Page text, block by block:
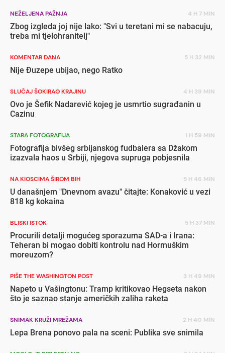
NEŽELJENA PAŽNJA 4 H 7 MIN
Zbog izgleda joj nije lako: "Svi u teretani mi se nabacuju,
treba mi tjelohranitelj"
KOMENTAR DANA 5 H 32 MIN
Nije Đuzepe ubijao, nego Ratko
SLUČAJ ŠOKIRAO KRAJINU 4 H 39 MIN
Ovo je Šefik Nadarević kojeg je usmrtio sugrađanin u
Cazinu
STARA FOTOGRAFIJA 1 H 59 MIN
Fotografija bivšeg srbijanskog fudbalera sa Džakom
izazvala haos u Srbiji, njegova supruga pobjesnila
NA KIOSCIMA ŠIROM BIH 5 H 46 MIN
U današnjem "Dnevnom avazu" čitajte: Konaković u vezi
818 kg kokaina
BLISKI ISTOK 5 H 37 MIN
Procurili detalji mogućeg sporazuma SAD-a i Irana:
Teheran bi mogao dobiti kontrolu nad Hormuškim
moreuzom?
PIŠE THE WASHINGTON POST 3 H 49 MIN
Napeto u Vašingtonu: Tramp kritikovao Hegseta nakon
što je saznao stanje američkih zaliha raketa
SNIMAK KRUŽI MREŽAMA 2 H 40 MIN
Lepa Brena ponovo pala na sceni: Publika sve snimila